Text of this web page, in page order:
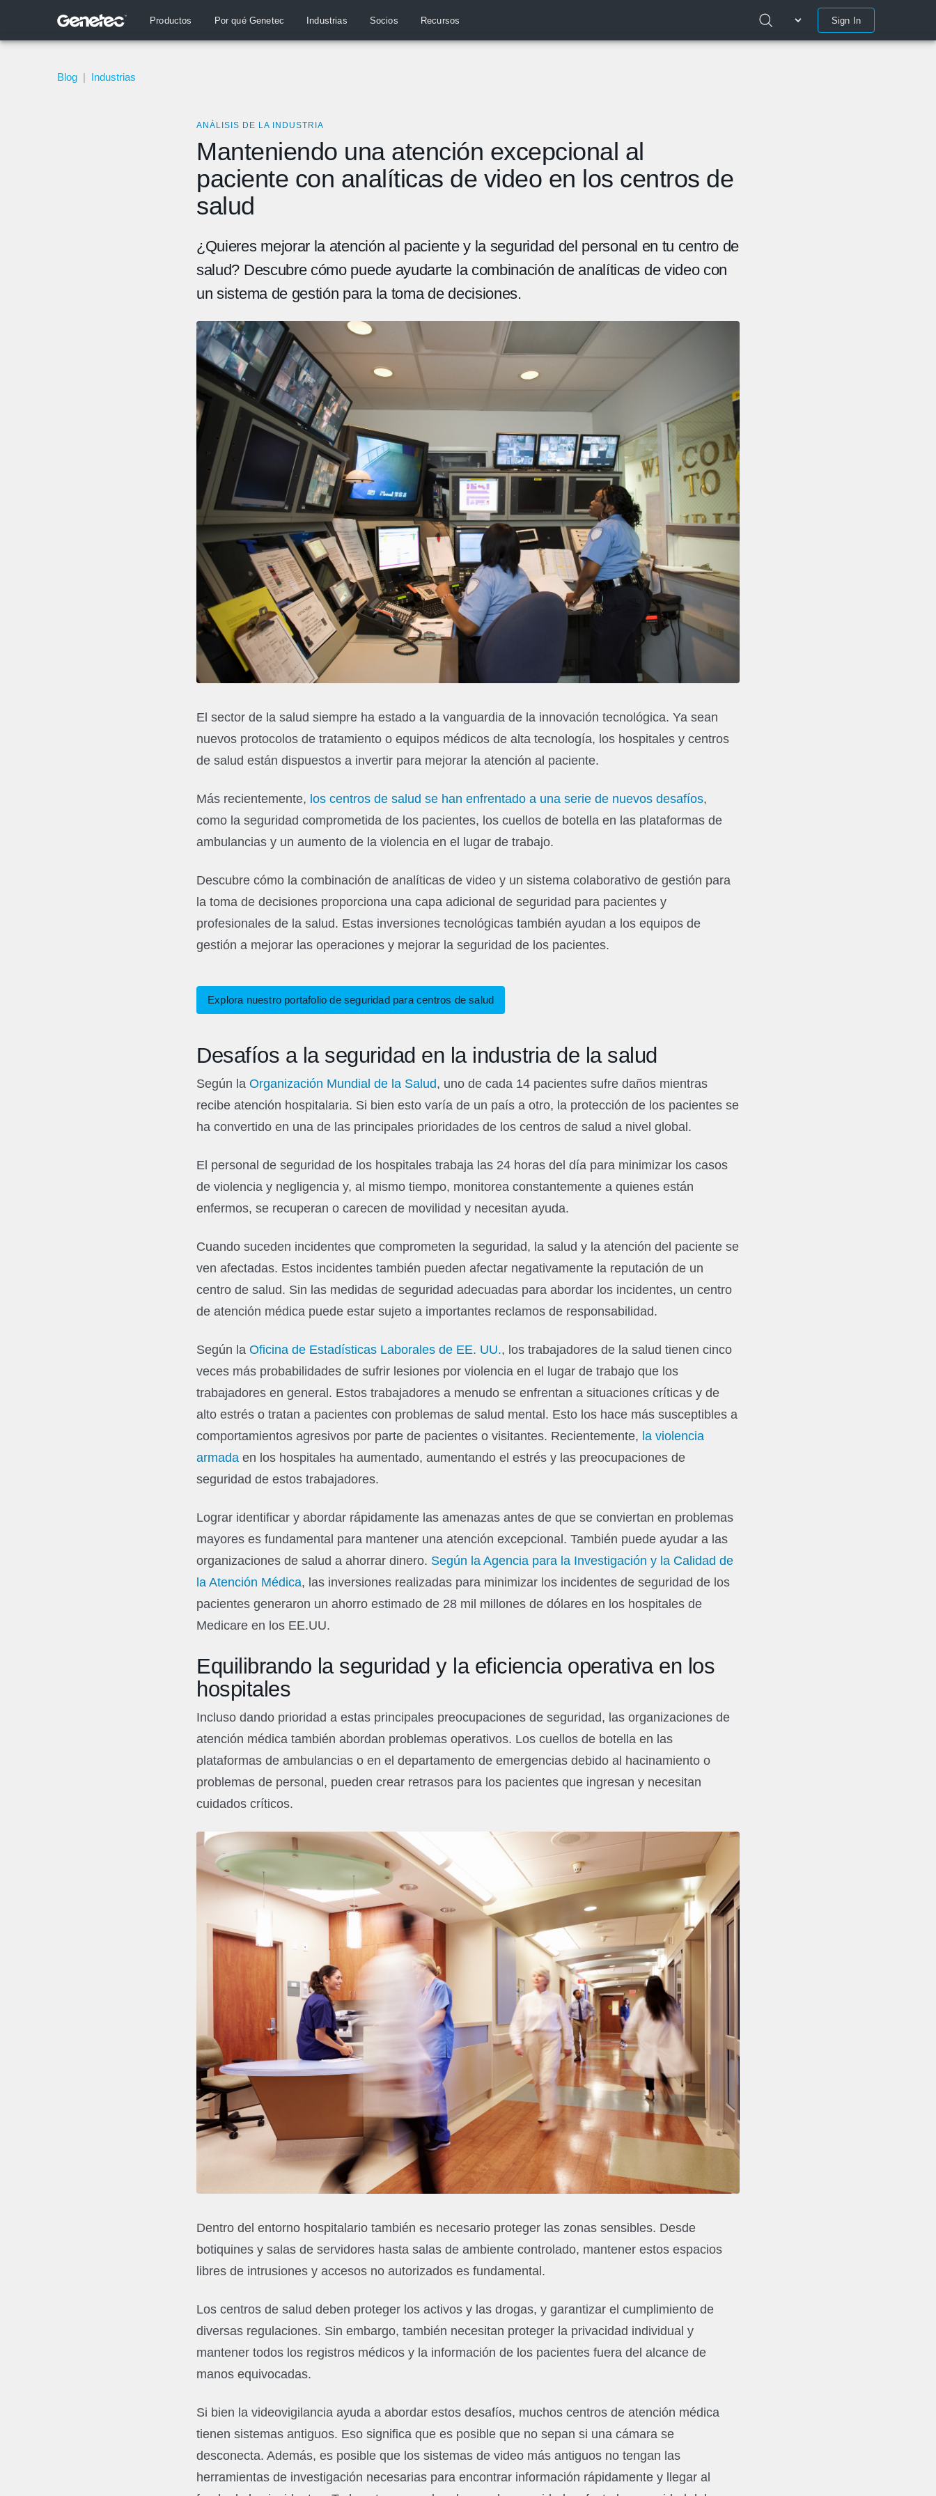
Productos Por qué Genetec Industrias Socios Recursos Sign In
Blog | Industrias
ANÁLISIS DE LA INDUSTRIA
Manteniendo una atención excepcional al
paciente con analíticas de video en los centros de
salud
¿Quieres mejorar la atención al paciente y la seguridad del personal en tu centro de
salud? Descubre cómo puede ayudarte la combinación de analíticas de video con
un sistema de gestión para la toma de decisiones.
El sector de la salud siempre ha estado a la vanguardia de la innovación tecnológica. Ya sean
nuevos protocolos de tratamiento o equipos médicos de alta tecnología, los hospitales y centros
de salud están dispuestos a invertir para mejorar la atención al paciente.
Más recientemente, los centros de salud se han enfrentado a una serie de nuevos desafíos,
como la seguridad comprometida de los pacientes, los cuellos de botella en las plataformas de
ambulancias y un aumento de la violencia en el lugar de trabajo.
Descubre cómo la combinación de analíticas de video y un sistema colaborativo de gestión para
la toma de decisiones proporciona una capa adicional de seguridad para pacientes y
profesionales de la salud. Estas inversiones tecnológicas también ayudan a los equipos de
gestión a mejorar las operaciones y mejorar la seguridad de los pacientes.
Explora nuestro portafolio de seguridad para centros de salud
Desafíos a la seguridad en la industria de la salud
Según la Organización Mundial de la Salud, uno de cada 14 pacientes sufre daños mientras
recibe atención hospitalaria. Si bien esto varía de un país a otro, la protección de los pacientes se
ha convertido en una de las principales prioridades de los centros de salud a nivel global.
El personal de seguridad de los hospitales trabaja las 24 horas del día para minimizar los casos
de violencia y negligencia y, al mismo tiempo, monitorea constantemente a quienes están
enfermos, se recuperan o carecen de movilidad y necesitan ayuda.
Cuando suceden incidentes que comprometen la seguridad, la salud y la atención del paciente se
ven afectadas. Estos incidentes también pueden afectar negativamente la reputación de un
centro de salud. Sin las medidas de seguridad adecuadas para abordar los incidentes, un centro
de atención médica puede estar sujeto a importantes reclamos de responsabilidad.
Según la Oficina de Estadísticas Laborales de EE. UU., los trabajadores de la salud tienen cinco
veces más probabilidades de sufrir lesiones por violencia en el lugar de trabajo que los
trabajadores en general. Estos trabajadores a menudo se enfrentan a situaciones críticas y de
alto estrés o tratan a pacientes con problemas de salud mental. Esto los hace más susceptibles a
comportamientos agresivos por parte de pacientes o visitantes. Recientemente, la violencia
armada en los hospitales ha aumentado, aumentando el estrés y las preocupaciones de
seguridad de estos trabajadores.
Lograr identificar y abordar rápidamente las amenazas antes de que se conviertan en problemas
mayores es fundamental para mantener una atención excepcional. También puede ayudar a las
organizaciones de salud a ahorrar dinero. Según la Agencia para la Investigación y la Calidad de
la Atención Médica, las inversiones realizadas para minimizar los incidentes de seguridad de los
pacientes generaron un ahorro estimado de 28 mil millones de dólares en los hospitales de
Medicare en los EE.UU.
Equilibrando la seguridad y la eficiencia operativa en los
hospitales
Incluso dando prioridad a estas principales preocupaciones de seguridad, las organizaciones de
atención médica también abordan problemas operativos. Los cuellos de botella en las
plataformas de ambulancias o en el departamento de emergencias debido al hacinamiento o
problemas de personal, pueden crear retrasos para los pacientes que ingresan y necesitan
cuidados críticos.
Dentro del entorno hospitalario también es necesario proteger las zonas sensibles. Desde
botiquines y salas de servidores hasta salas de ambiente controlado, mantener estos espacios
libres de intrusiones y accesos no autorizados es fundamental.
Los centros de salud deben proteger los activos y las drogas, y garantizar el cumplimiento de
diversas regulaciones. Sin embargo, también necesitan proteger la privacidad individual y
mantener todos los registros médicos y la información de los pacientes fuera del alcance de
manos equivocadas.
Si bien la videovigilancia ayuda a abordar estos desafíos, muchos centros de atención médica
tienen sistemas antiguos. Eso significa que es posible que no sepan si una cámara se
desconecta. Además, es posible que los sistemas de video más antiguos no tengan las
herramientas de investigación necesarias para encontrar información rápidamente y llegar al